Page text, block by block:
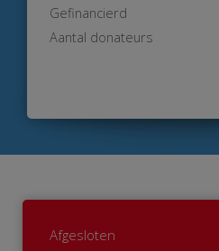
Gefinancierd
Aantal donateurs
Afgesloten